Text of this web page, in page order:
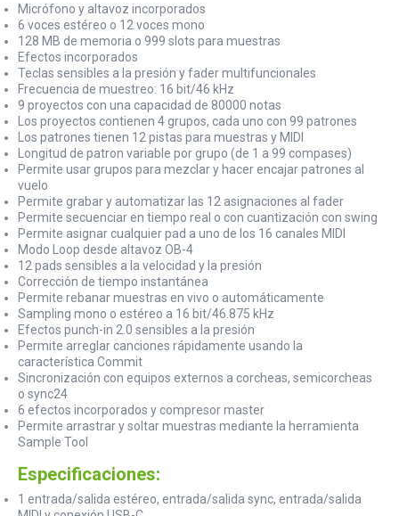
Micrófono y altavoz incorporados
6 voces estéreo o 12 voces mono
128 MB de memoria o 999 slots para muestras
Efectos incorporados
Teclas sensibles a la presión y fader multifuncionales
Frecuencia de muestreo: 16 bit/46 kHz
9 proyectos con una capacidad de 80000 notas
Los proyectos contienen 4 grupos, cada uno con 99 patrones
Los patrones tienen 12 pistas para muestras y MIDI
Longitud de patron variable por grupo (de 1 a 99 compases)
Permite usar grupos para mezclar y hacer encajar patrones al
vuelo
Permite grabar y automatizar las 12 asignaciones al fader
Permite secuenciar en tiempo real o con cuantización con swing
Permite asignar cualquier pad a uno de los 16 canales MIDI
Modo Loop desde altavoz OB-4
12 pads sensibles a la velocidad y la presión
Corrección de tiempo instantánea
Permite rebanar muestras en vivo o automáticamente
Sampling mono o estéreo a 16 bit/46.875 kHz
Efectos punch-in 2.0 sensibles a la presión
Permite arreglar canciones rápidamente usando la
característica Commit
Sincronización con equipos externos a corcheas, semicorcheas
o sync24
6 efectos incorporados y compresor master
Permite arrastrar y soltar muestras mediante la herramienta
Sample Tool
Especificaciones:
1 entrada/salida estéreo, entrada/salida sync, entrada/salida